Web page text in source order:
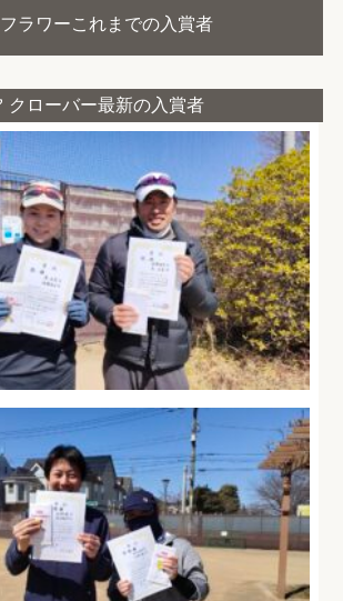
フラワーこれまでの入賞者
クローバー最新の入賞者